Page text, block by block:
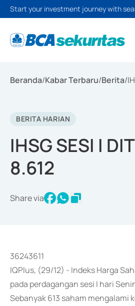
Start your investment journey with
Beranda/Kabar Terbaru/Berita/
BERITA HARIAN
IHSG SESI I
8.612
Share via
36243611
IQPlus, (29/12) - Indeks Harga
pada perdagangan sesi I hari
Sebanyak 613 saham mengalami